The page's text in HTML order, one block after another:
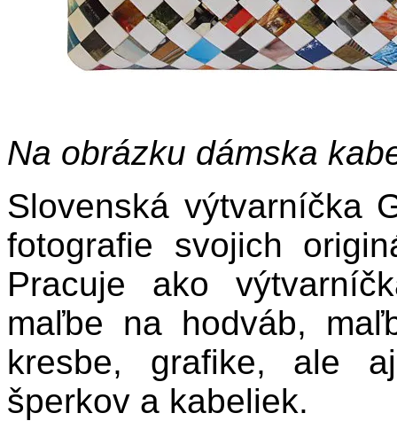
Na obrázku dámska
Slovenská výtvarníčka
fotografie svojich
Pracuje ako
maľbe na hodváb,
kresbe, grafike, ale
šperkov a kabeliek.